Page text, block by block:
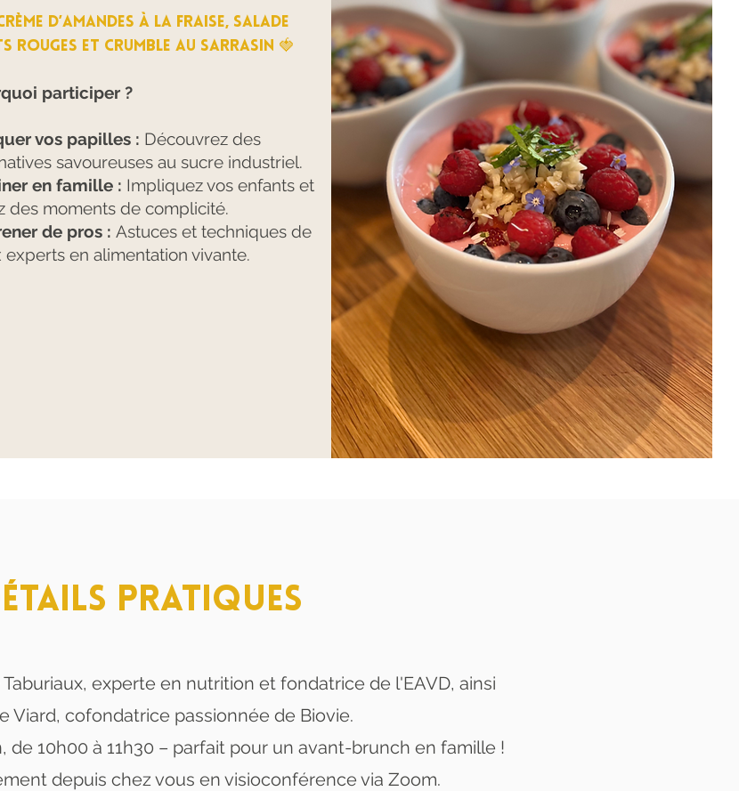
d’amandes à la fraise, salade
rouges et crumble au sarrasin 🍓
participer ?
vos papilles : Découvrez des
savoureuses au sucre industriel.
en famille : Impliquez vos enfants et
des moments de complicité.
de pros : Astuces et techniques de
experts en alimentation vivante.
PRATIQUES
experte en nutrition et fondatrice de l'EAVD, ainsi
Viard, cofondatrice passionnée de Biovie.
de 10h00 à 11h30 – parfait pour un avant-brunch en famille !
depuis chez vous en visioconférence via Zoom.